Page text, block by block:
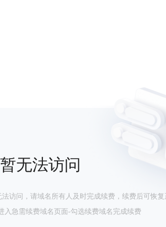
无法访问
访问，请域名所有人及时完成续费，续费后可恢复
入急需续费域名页面-勾选续费域名完成续费